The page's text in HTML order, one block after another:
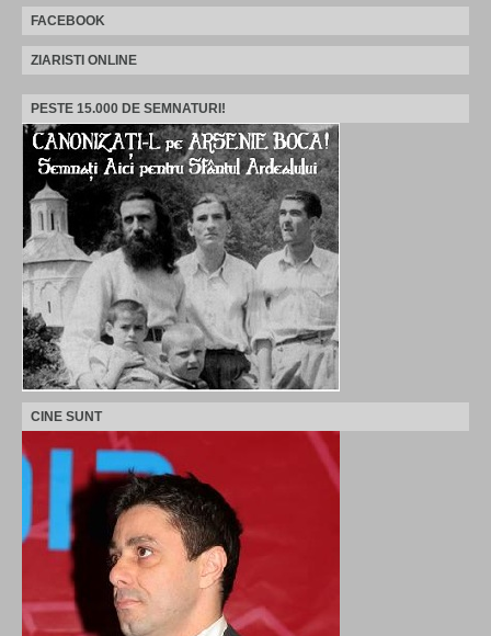
FACEBOOK
ZIARISTI ONLINE
PESTE 15.000 DE SEMNATURI!
CINE SUNT